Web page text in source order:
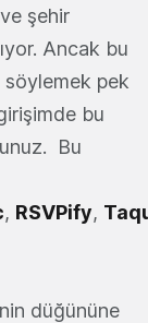
şehir
Ancak bu
söylemek pek
bu
Bu
, RSVPify,
düğününe